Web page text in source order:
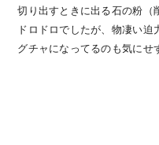
切り出すときに出る石の粉（
ドロドロでしたが、物凄い
グチャになってるのも気にせ